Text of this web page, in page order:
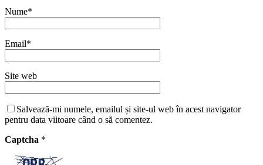
Nume*
Email*
Site web
Salvează-mi numele, emailul și site-ul web în acest navigator
pentru data viitoare când o să comentez.
Captcha *